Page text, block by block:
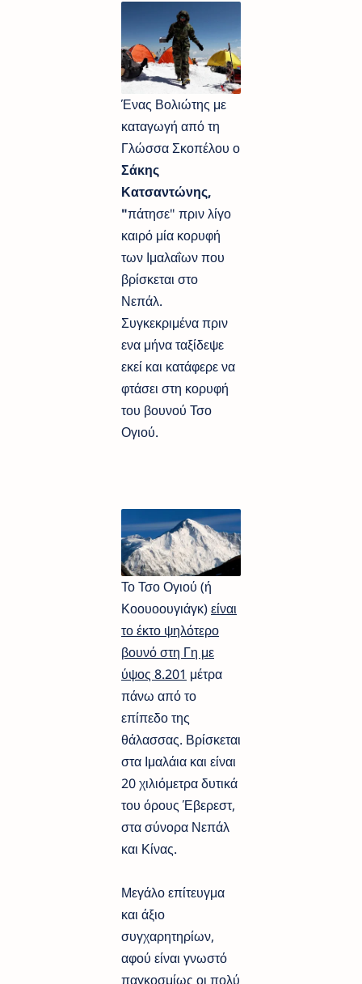
Ένας Βολιώτης με
καταγωγή από τη
Γλώσσα Σκοπέλου ο
Σάκης
Κατσαντώνης,
"πάτησε" πριν λίγο
καιρό μία κορυφή
των Ιμαλαΐων που
βρίσκεται στο
Νεπάλ.
Συγκεκριμένα πριν
ενα μήνα ταξίδεψε
εκεί και κατάφερε να
φτάσει στη κορυφή
του βουνού Τσο
Ογιού.
Το Τσο Ογιού (ή
Κοουοουγιάγκ)είναι
το έκτο ψηλότερο
βουνό στη Γη με
ύψος 8.201 μέτρα
πάνω από το
επίπεδο της
θάλασσας. Βρίσκεται
στα Ιμαλάια και είναι
20 χιλιόμετρα δυτικά
του όρους Έβερεστ,
στα σύνορα Νεπάλ
και Κίνας.
Μεγάλο επίτευγμα
και άξιο
συγχαρητηρίων,
αφού είναι γνωστό
παγκοσμίως οι πολύ